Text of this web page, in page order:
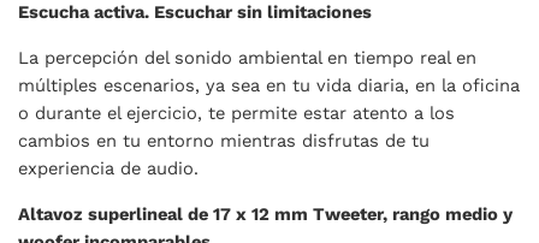
Escucha activa. Escuchar sin limitaciones
La percepción del sonido ambiental en tiempo real en
múltiples escenarios, ya sea en tu vida diaria, en la oficina
o durante el ejercicio, te permite estar atento a los
cambios en tu entorno mientras disfrutas de tu
experiencia de audio.
Altavoz superlineal de 17 x 12 mm Tweeter, rango medio y